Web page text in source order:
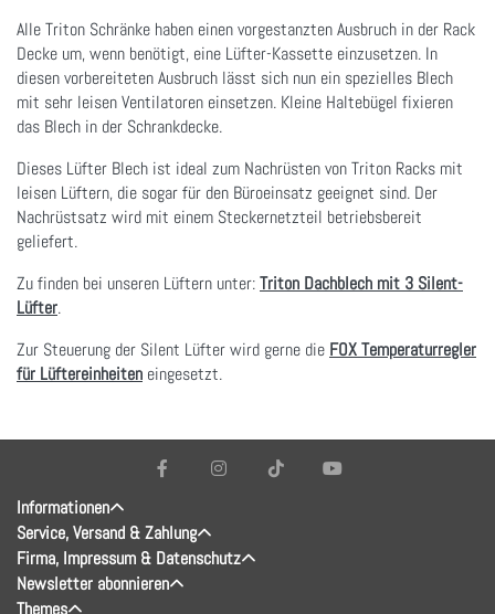
Alle Triton Schränke haben einen vorgestanzten Ausbruch in der Rack
Decke um, wenn benötigt, eine Lüfter-Kassette einzusetzen. In
diesen vorbereiteten Ausbruch lässt sich nun ein spezielles Blech
mit sehr leisen Ventilatoren einsetzen. Kleine Haltebügel fixieren
das Blech in der Schrankdecke.
Dieses Lüfter Blech ist ideal zum Nachrüsten von Triton Racks mit
leisen Lüftern, die sogar für den Büroeinsatz geeignet sind. Der
Nachrüstsatz wird mit einem Steckernetzteil betriebsbereit
geliefert.
Zu finden bei unseren Lüftern unter:Triton Dachblech mit 3 Silent-
Lüfter.
Zur Steuerung der Silent Lüfter wird gerne die FOX Temperaturregler
für Lüftereinheiten eingesetzt.
Informationen
Service, Versand & Zahlung
Firma, Impressum & Datenschutz
Newsletter abonnieren
Themes